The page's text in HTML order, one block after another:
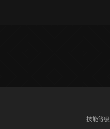
技能等级